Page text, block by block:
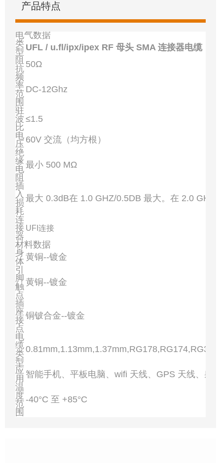
产品特点
电气数据
类
型 UFL / u.fl/ipx/ipex RF 母头 SMA 连接器电缆，
阻
抗 50Ω
频
率
范
围
DC-12Ghz
驻
波
比
≤1.5
电
压 60V 交流（均方根）
绝
缘
电
阻
最小 500 MΩ
插
入
损
耗
最大 0.3dB在 1.0 GHZ/0.5DB 最大。在 2.0 GHZ
连
接
器
UFI连接
材料数据
身
体 黄铜--镀金
引
脚
触
点
黄铜--镀金
插
座
接
点
铜铍合金--镀金
电
缆
类
型
应
用 智能手机、平板电脑、wifi 天线、GPS 天线、射
温
度
范
围
-40°C 至 +85°C